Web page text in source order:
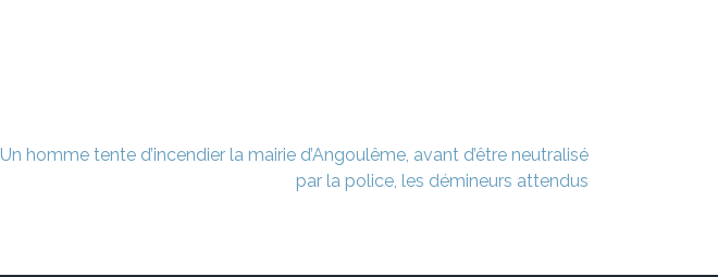
Un homme tente d’incendier la mairie d’Angoulême, avant d’être neutralisé
par la police, les démineurs attendus